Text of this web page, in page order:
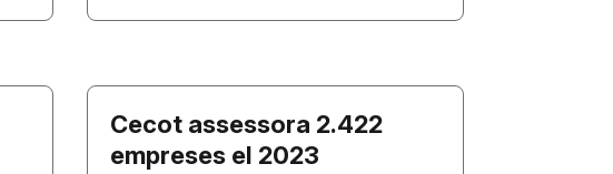
Cecot assessora 2.422
empreses el 2023